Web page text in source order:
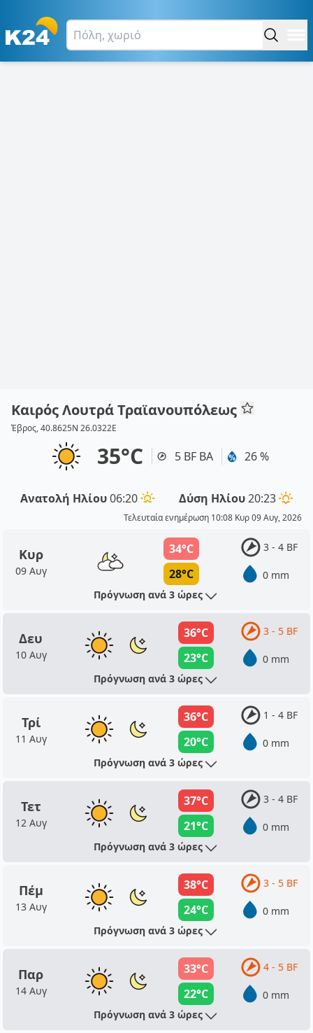
Καιρός Λουτρά Τραϊανουπόλεως
Έβρος, 40.8625N 26.0322E
35°C 5 BF ΒΑ 26 %
Ανατολή Ηλίου06:20 Δύση Ηλίου20:23
Τελευταία ενημέρωση 10:08 Κυρ 09 Αυγ, 2026
Κυρ
09 Αυγ
34°C
28°C
3 - 4 BF
0 mm
Πρόγνωση ανά 3 ώρες
Δευ
10 Αυγ
36°C
23°C
3 - 5 BF
0 mm
Πρόγνωση ανά 3 ώρες
Τρί
11 Αυγ
36°C
20°C
1 - 4 BF
0 mm
Πρόγνωση ανά 3 ώρες
Τετ
12 Αυγ
37°C
21°C
3 - 4 BF
0 mm
Πρόγνωση ανά 3 ώρες
Πέμ
13 Αυγ
38°C
24°C
3 - 5 BF
0 mm
Πρόγνωση ανά 3 ώρες
Παρ
14 Αυγ
33°C
22°C
4 - 5 BF
0 mm
Πρόγνωση ανά 3 ώρες